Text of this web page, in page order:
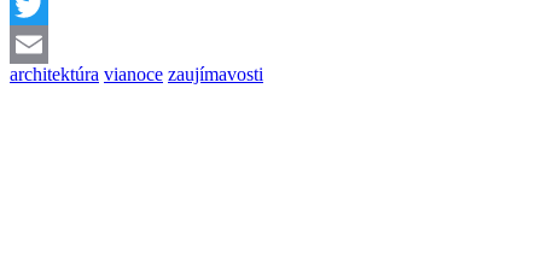
Viber
Twitter
Email
architektúra vianoce zaujímavosti